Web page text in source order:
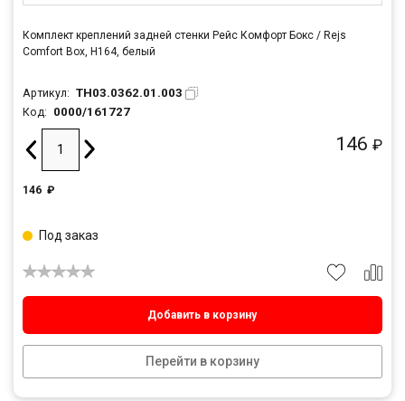
Комплект креплений задней стенки Рейс Комфорт Бокс / Rejs
Comfort Box, H164, белый
Артикул: TH03.0362.01.003
Код: 0000/161727
146 ₽
146 ₽
Добавить в корзину
Перейти в корзину
Под заказ